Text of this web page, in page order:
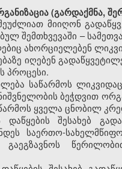
(გარდაქმნა,
მიიღონ
შემთხვევაში –
ახორციელებენ
იღებენ
პროცესი.
საწარმოს
ბეჭდვით
ყველა ცნობილ
დაწყების შესახებ
საერთო-